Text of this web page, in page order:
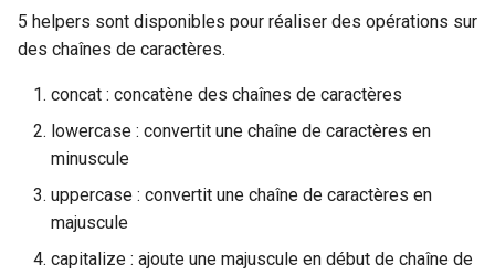
5 helpers sont disponibles pour réaliser des opérations sur
des chaînes de caractères.
concat : concatène des chaînes de caractères
lowercase : convertit une chaîne de caractères en
minuscule
uppercase : convertit une chaîne de caractères en
majuscule
capitalize : ajoute une majuscule en début de chaîne de